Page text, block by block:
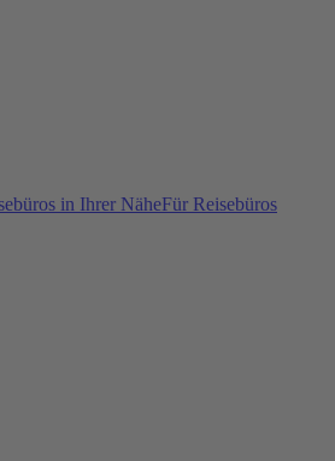
in Ihrer NäheFür Reisebüros